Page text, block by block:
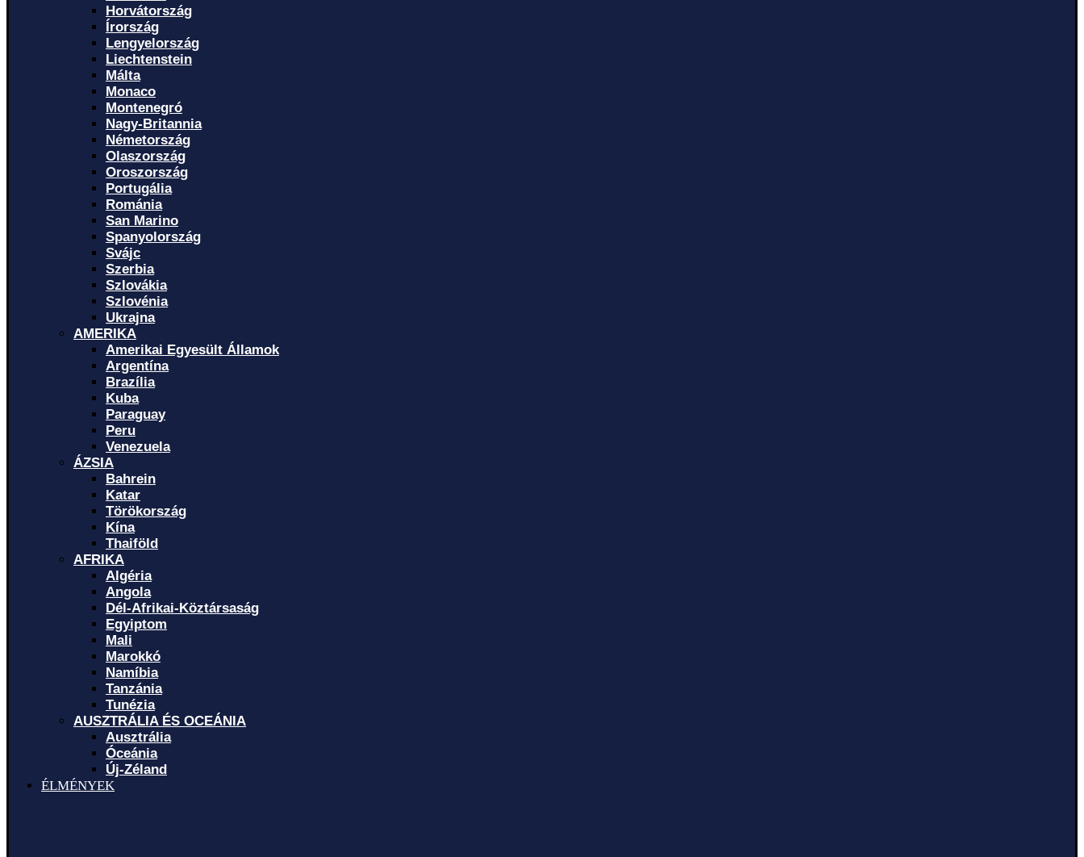
Horvátország
Írország
Lengyelország
Liechtenstein
Málta
Monaco
Montenegró
Nagy-Britannia
Németország
Olaszország
Oroszország
Portugália
Románia
San Marino
Spanyolország
Svájc
Szerbia
Szlovákia
Szlovénia
Ukrajna
AMERIKA
Amerikai Egyesült Államok
Argentína
Brazília
Kuba
Paraguay
Peru
Venezuela
ÁZSIA
Bahrein
Katar
Törökország
Kína
Thaiföld
AFRIKA
Algéria
Angola
Dél-Afrikai-Köztársaság
Egyiptom
Mali
Marokkó
Namíbia
Tanzánia
Tunézia
AUSZTRÁLIA ÉS OCEÁNIA
Ausztrália
Óceánia
Új-Zéland
ÉLMÉNYEK